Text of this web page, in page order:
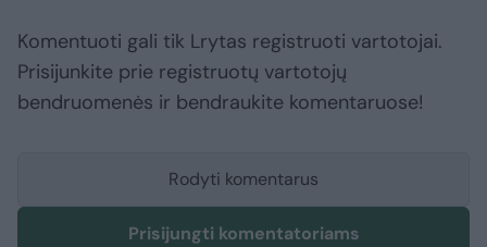
Komentuoti gali tik Lrytas registruoti vartotojai.
Prisijunkite prie registruotų vartotojų
bendruomenės ir bendraukite komentaruose!
Rodyti komentarus
Prisijungti komentatoriams